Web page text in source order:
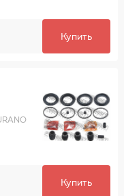
Купить
Купить